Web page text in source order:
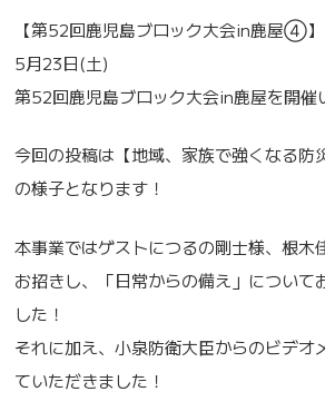
【第52回鹿児島ブロック大会in鹿屋④】
5月23日(土)
第52回鹿児島ブロック大会in鹿屋を開催
今回の投稿は【地域、家族で強くなる防
の様子となります！
本事業ではゲストにつるの剛士様、根木
お招きし、「日常からの備え」について
した！
それに加え、小泉防衛大臣からのビデオ
ていただきました！